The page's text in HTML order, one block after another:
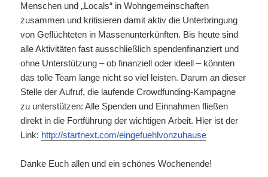
Menschen und „Locals“ in Wohngemeinschaften
zusammen und kritisieren damit aktiv die Unterbringung
von Geflüchteten in Massenunterkünften. Bis heute sind
alle Aktivitäten fast ausschließlich spendenfinanziert und
ohne Unterstützung – ob finanziell oder ideell – könnten
das tolle Team lange nicht so viel leisten. Darum an dieser
Stelle der Aufruf, die laufende Crowdfunding-Kampagne
zu unterstützen: Alle Spenden und Einnahmen fließen
direkt in die Fortführung der wichtigen Arbeit. Hier ist der
Link: http://startnext.com/eingefuehlvonzuhause
Danke Euch allen und ein schönes Wochenende!